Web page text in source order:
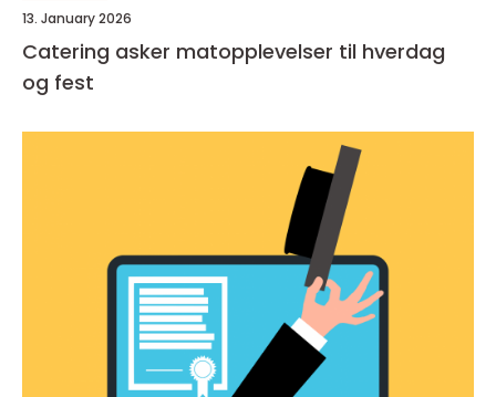
13. January 2026
Catering asker matopplevelser til hverdag
og fest